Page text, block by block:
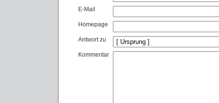
E-Mail
Homepage
Antwort zu
Kommentar